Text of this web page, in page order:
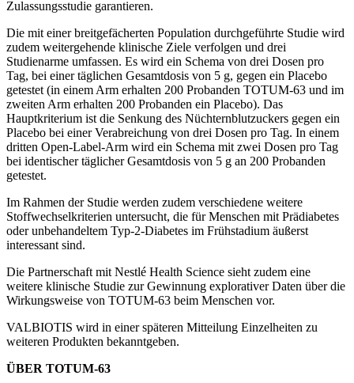
Zulassungsstudie garantieren.
Die mit einer breitgefächerten Population durchgeführte Studie wird
zudem weitergehende klinische Ziele verfolgen und drei
Studienarme umfassen. Es wird ein Schema von drei Dosen pro
Tag, bei einer täglichen Gesamtdosis von 5 g, gegen ein Placebo
getestet (in einem Arm erhalten 200 Probanden TOTUM-63 und im
zweiten Arm erhalten 200 Probanden ein Placebo). Das
Hauptkriterium ist die Senkung des Nüchternblutzuckers gegen ein
Placebo bei einer Verabreichung von drei Dosen pro Tag. In einem
dritten Open-Label-Arm wird ein Schema mit zwei Dosen pro Tag
bei identischer täglicher Gesamtdosis von 5 g an 200 Probanden
getestet.
Im Rahmen der Studie werden zudem verschiedene weitere
Stoffwechselkriterien untersucht, die für Menschen mit Prädiabetes
oder unbehandeltem Typ-2-Diabetes im Frühstadium äußerst
interessant sind.
Die Partnerschaft mit Nestlé Health Science sieht zudem eine
weitere klinische Studie zur Gewinnung explorativer Daten über die
Wirkungsweise von TOTUM-63 beim Menschen vor.
VALBIOTIS wird in einer späteren Mitteilung Einzelheiten zu
weiteren Produkten bekanntgeben.
ÜBER TOTUM-63